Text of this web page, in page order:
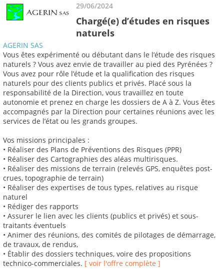
29/06/2024
Chargé(e) d’études en risques
naturels
AGERIN SAS
Vous êtes expérimenté ou débutant dans le l’étude des risques
naturels ? Vous avez envie de travailler au pied des Pyrénées ?
Vous avez pour rôle l’étude et la qualification des risques
naturels pour des clients publics et privés. Placé sous la
responsabilité de la Direction, vous travaillez en toute
autonomie et prenez en charge les dossiers de A à Z. Vous êtes
accompagnés par la Direction pour certaines réunions avec les
services de l’état ou les grands groupes.
Vos missions principales :
• Réaliser des Plans de Préventions des Risques (PPR)
• Réaliser des Cartographies des aléas multirisques.
• Réaliser des missions de terrain (relevés GPS, enquêtes post-
crues, topographie de terrain)
• Réaliser des expertises de tous types, relatives au risque
naturel
• Rédiger des rapports
• Assurer le lien avec les clients (publics et privés) et sous-
traitants éventuels
• Animer des réunions, des comités de pilotages de démarrage,
de travaux, de rendus,
• Établir des dossiers techniques, voire des propositions
technico-commerciales. [ voir l'offre complète ]